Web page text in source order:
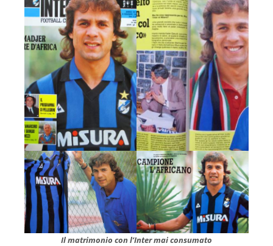
Il matrimonio con l’Inter mai consumato